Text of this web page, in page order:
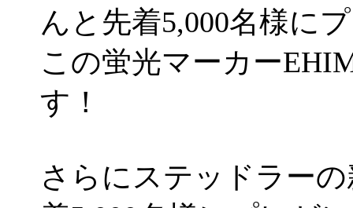
んと先着5,000名様に
この蛍光マーカー
す！
さらにステッドラー